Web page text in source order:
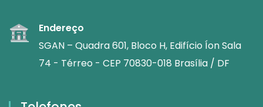
Endereço
SGAN – Quadra 601, Bloco H, Edifício Íon Sala
74 - Térreo - CEP 70830-018 Brasília / DF